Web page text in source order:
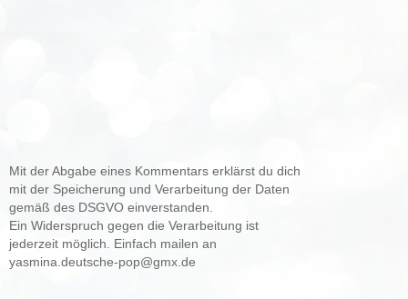
Mit der Abgabe eines Kommentars erklärst du dich
mit der Speicherung und Verarbeitung der Daten
gemäß des DSGVO einverstanden.
Ein Widerspruch gegen die Verarbeitung ist
jederzeit möglich. Einfach mailen an
yasmina.deutsche-pop@gmx.de